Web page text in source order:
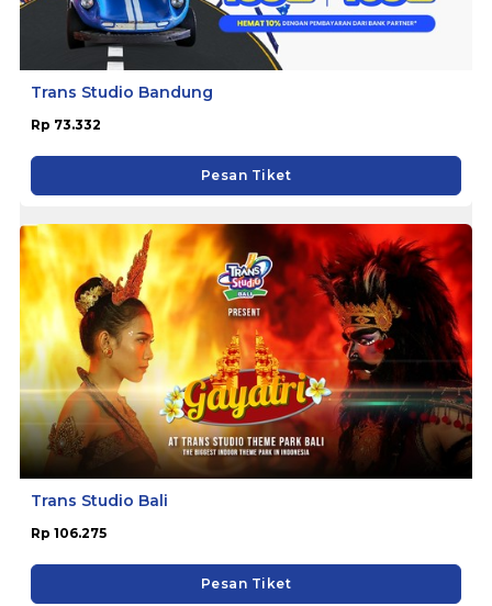
Trans Studio Bandung
Rp 73.332
Pesan Tiket
Trans Studio Bali
Rp 106.275
Pesan Tiket